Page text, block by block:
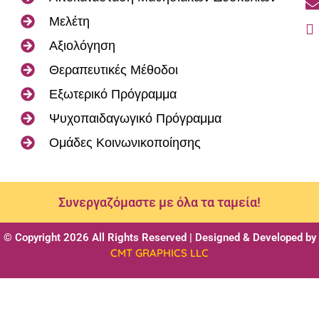
Μελέτη
Αξιολόγηση
Θεραπευτικές Μέθοδοι
Εξωτερικό Πρόγραμμα
Ψυχοπαιδαγωγικό Πρόγραμμα
Ομάδες Κοινωνικοποίησης
Συνεργαζόμαστε με όλα τα ταμεία!
© Copyright 2026 All Rights Reserved | Designed & Developed by
CMT GRAPHICS LLC